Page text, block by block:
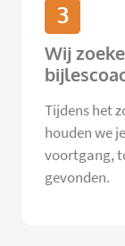
3
Wij
Tijdens het
houden we
voortgang,
gevonden.